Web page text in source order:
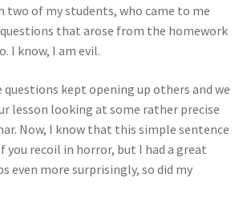
two of my students, who came to me
that arose from the homework
I know, I am evil.
kept opening up others and we
lesson looking at some rather precise
Now, I know that this simple sentence
you recoil in horror, but I had a great
even more surprisingly, so did my